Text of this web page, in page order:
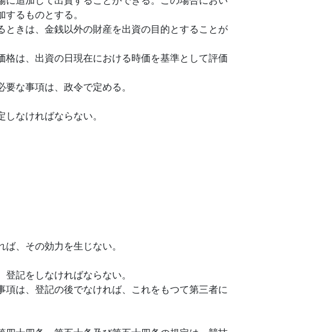
るものとする。
きは、金銭以外の財産を出資の目的とすることが
は、出資の日現在における時価を基準として評価
な事項は、政令で定める。
なければならない。
、その効力を生じない。
記をしなければならない。
は、登記の後でなければ、これをもつて第三者に